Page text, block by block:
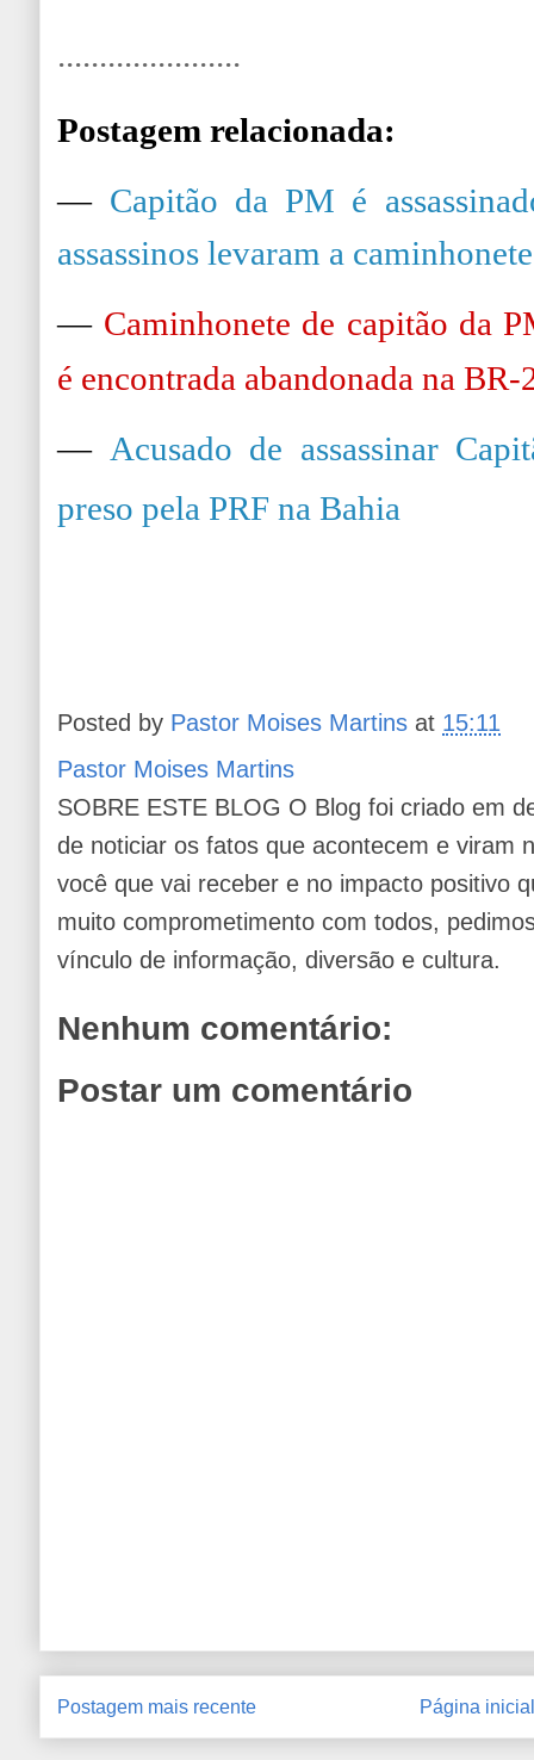
......................
Postagem relacionada:
— Capitão da PM é
assassinos levaram a
— Caminhonete de capitão da
é encontrada abandonada na BR-
— Acusado de assassinar
preso pela PRF na Bahia
Posted by Pastor Moises Martins at 15:11
Pastor Moises Martins
SOBRE ESTE BLOG O Blog foi criado em
de noticiar os fatos que acontecem e viram
você que vai receber e no impacto positivo
muito comprometimento com todos,
vínculo de informação, diversão e cultura.
Nenhum comentário:
Postar um comentário
Postagem mais recente Página inicial